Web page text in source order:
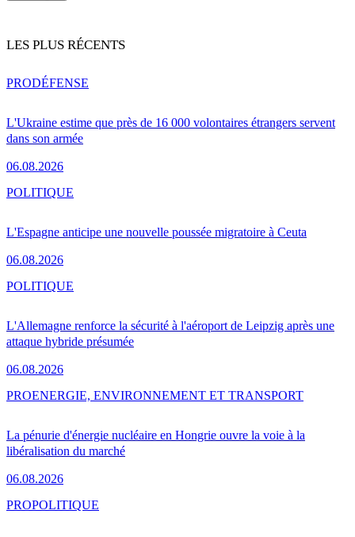
LES PLUS RÉCENTS
L'Ukraine estime que près de 16 000 volontaires étrangers servent
dans son armée
06.08.2026
PRODÉFENSE
L'Espagne anticipe une nouvelle poussée migratoire à Ceuta
06.08.2026
POLITIQUE
L'Allemagne renforce la sécurité à l'aéroport de Leipzig après une
attaque hybride présumée
06.08.2026
POLITIQUE
La pénurie d'énergie nucléaire en Hongrie ouvre la voie à la
libéralisation du marché
06.08.2026
PROENERGIE, ENVIRONNEMENT ET TRANSPORT
PROPOLITIQUE